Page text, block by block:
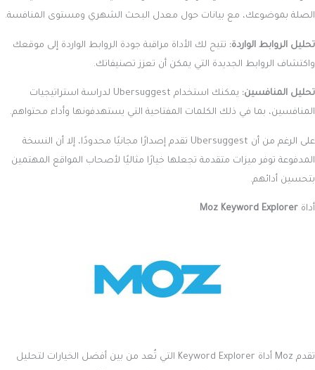
الصلة بموضوعك، مع بيانات حول معدل البحث الشهري ومستوى المنافسة.
تحليل الروابط الواردة: تتيح لك الأداة مراقبة جودة الروابط الواردة إلى موقعك
واكتشاف الروابط الجديدة التي يمكن أن تعزز تصنيفاتك.
تحليل المنافسين:
يمكنك استخدام Ubersuggest لدراسة استراتيجيات
المنافسين، بما في ذلك الكلمات المفتاحية التي يستهدفونها وأداء محتواهم.
على الرغم من أن Ubersuggest تقدم إصدارًا مجانيًا محدودًا، إلا أن النسخة
المدفوعة توفر ميزات متقدمة تجعلها خيارًا مثاليًا لأصحاب المواقع المهتمين
بتحسين أدائهم.
أداة Moz Keyword Explorer
تقدم Moz أداة Keyword Explorer التي تُعد من بين أفضل الخيارات لتحليل